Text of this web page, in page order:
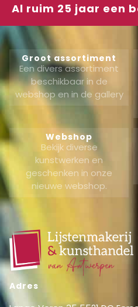
Al ruim 25 jaar een
Groot assortiment
Een divers assortiment
beschikbaar in de
webshop en in de gallery
Webshop
Bekijk diverse
kunstwerken en
geschenken in onze
nieuwe webshop.
Adres